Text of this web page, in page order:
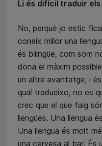
Li és difícil traduir
No, perquè jo estic
coneix millor una
és bilingüe, com som
dona el màxim
un altre avantatge, i
qual tradueixo, no es
crec que el que faig
llengües. Una llengua
Una llengua és molt
una cervesa al bar. És